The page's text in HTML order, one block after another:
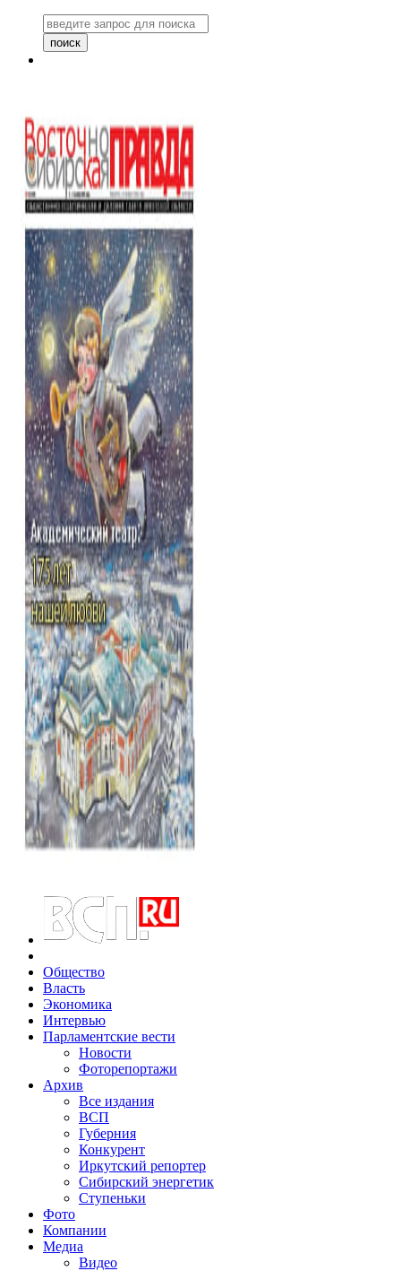
Общество
Власть
Экономика
Интервью
Парламентские вести
Новости
Фоторепортажи
Архив
Все издания
ВСП
Губерния
Конкурент
Иркутский репортер
Сибирский энергетик
Ступеньки
Фото
Компании
Медиа
Видео